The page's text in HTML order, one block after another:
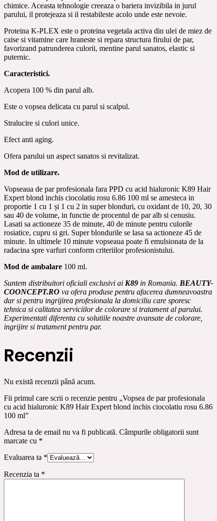
chimice. Aceasta tehnologie creeaza o bariera invizibila in jurul
parului, il protejeaza si il restabileste acolo unde este nevoie.
Proteina K-PLEX este o proteina vegetala activa din ulei de miez de
caise si vitamine care hraneste si repara structura firului de par,
favorizand patrunderea culorii, mentine parul sanatos, elastic si
puternic.
Caracteristici.
Acopera 100 % din parul alb.
Este o vopsea delicata cu parul si scalpul.
Stralucire si culori unice.
Efect anti aging.
Ofera parului un aspect sanatos si revitalizat.
Mod de utilizare.
Vopseaua de par profesionala fara PPD cu acid hialuronic K89 Hair
Expert blond inchis ciocolatiu rosu 6.86 100 ml se amesteca in
proportie 1 cu 1 și 1 cu 2 in super blonduri, cu oxidant de 10, 20, 30
sau 40 de volume, in functie de procentul de par alb si cenusiu.
Lasati sa actioneze 35 de minute, 40 de minute pentru culorile
rosiatice, cupru si gri. Super blondurile se lasa sa actioneze 45 de
minute. In ultimele 10 minute vopseaua poate fi emulsionata de la
radacina spre varfuri conform criteriilor profesionistului.
Mod de ambalare 100 ml.
Suntem distribuitori oficiali exclusivi ai K89 in Romania. BEAUTY-
COONCEPT.RO va ofera produse pentru afacerea dumneavoastra
dar si pentru ingrijirea profesionala la domiciliu care sporesc
tehnica si calitatea serviciilor de colorare si tratament al parului.
Experimentati diferenta cu solutiile noastre avansate de colorare,
ingrijire si tratament pentru par.
Recenzii
Nu există recenzii până acum.
Fii primul care scrii o recenzie pentru „Vopsea de par profesionala
cu acid hialuronic K89 Hair Expert blond inchis ciocolatiu rosu 6.86
100 ml”
Adresa ta de email nu va fi publicată. Câmpurile obligatorii sunt
marcate cu *
Evaluarea ta *
Recenzia ta *